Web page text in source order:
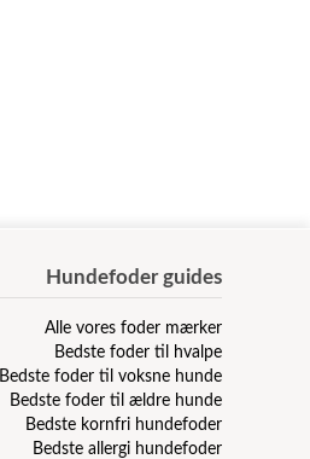
Hundefoder guides
Alle vores foder mærker
Bedste foder til hvalpe
Bedste foder til voksne hunde
Bedste foder til ældre hunde
Bedste kornfri hundefoder
Bedste allergi hundefoder